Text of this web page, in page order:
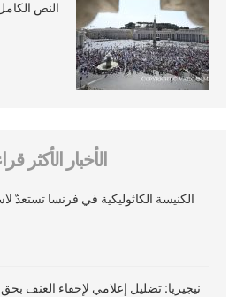
النص
الأخبار الأكثر
الكنيسة الكاثوليكية في فرنسا تستعدّ
نيجيريا: تضليل إعلامي لإخفاء العنف